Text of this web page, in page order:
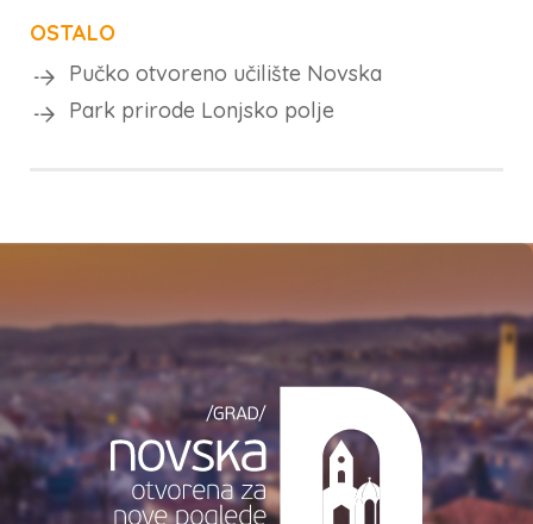
OSTALO
Pučko otvoreno učilište Novska
Park prirode Lonjsko polje